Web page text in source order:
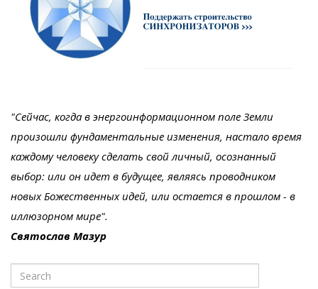
"Сейчас, когда в энергоинформационном поле Земли
произошли фундаментальные изменения, настало время
каждому человеку сделать свой личный, осознанный
выбор: или он идет в будущее, являясь проводником
новых Божественных идей, или остается в прошлом - в
иллюзорном мире".
Святослав Мазур